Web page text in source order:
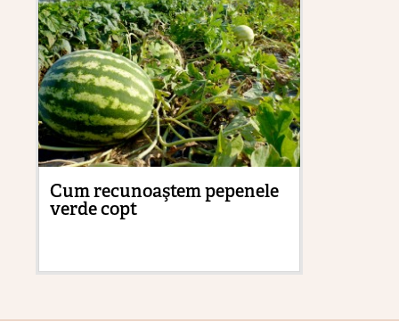
Cum recunoaştem pepenele
verde copt